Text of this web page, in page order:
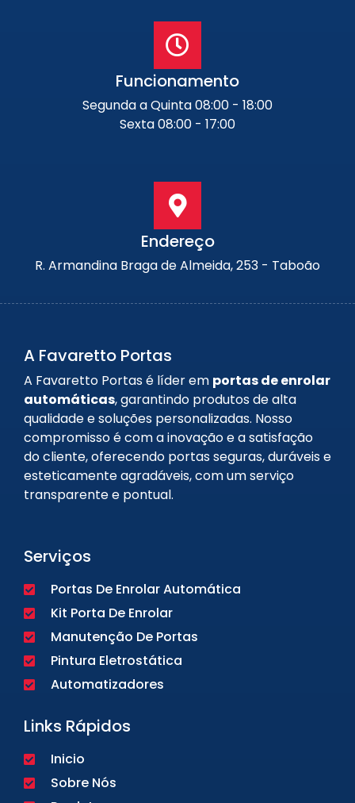
Funcionamento
Segunda a Quinta 08:00 - 18:00
Sexta 08:00 - 17:00
Endereço
R. Armandina Braga de Almeida, 253 - Taboão
A Favaretto Portas
A Favaretto Portas é líder em portas de enrolar
automáticas, garantindo produtos de alta
qualidade e soluções personalizadas. Nosso
compromisso é com a inovação e a satisfação
do cliente, oferecendo portas seguras, duráveis e
esteticamente agradáveis, com um serviço
transparente e pontual.
Serviços
Portas De Enrolar Automática
Kit Porta De Enrolar
Manutenção De Portas
Pintura Eletrostática
Automatizadores
Links Rápidos
Inicio
Sobre Nós